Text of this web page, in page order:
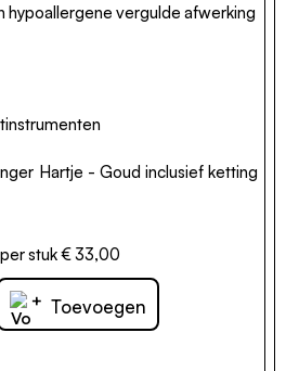
hypoallergene vergulde afwerking
Hartje - Goud inclusief ketting
stuk € 33,00
+ Toevoegen